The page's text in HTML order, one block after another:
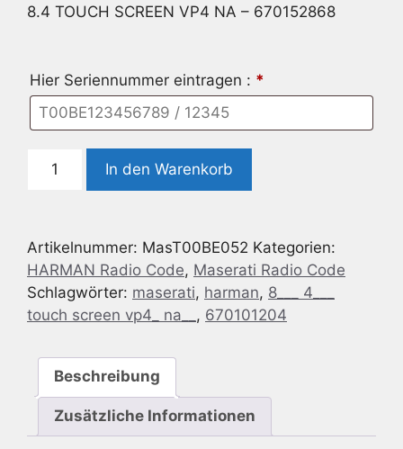
8.4 TOUCH SCREEN VP4 NA – 670152868
Hier Seriennummer eintragen : *
Harman
SCREEN
VP4
NA
-
Menge
In den Warenkorb
Artikelnummer: MasT00BE052 Kategorien:
HARMAN Radio Code, Maserati Radio Code
Schlagwörter: maserati, harman, 8___ 4___
touch screen vp4_ na__ , 670101204
Beschreibung
Zusätzliche Informationen